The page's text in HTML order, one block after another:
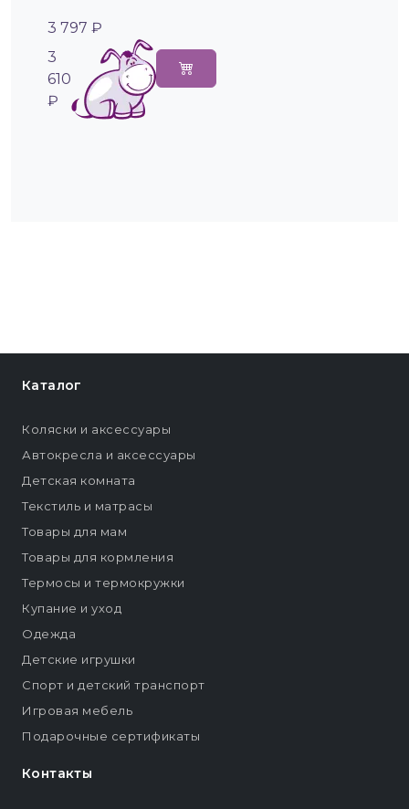
3 797 ₽
3
610
₽
Контакты
Каталог
Коляски и аксессуары
Автокресла и аксессуары
Детская комната
Текстиль и матрасы
Товары для мам
Товары для кормления
Термосы и термокружки
Купание и уход
Одежда
Детские игрушки
Спорт и детский транспорт
Игровая мебель
Подарочные сертификаты